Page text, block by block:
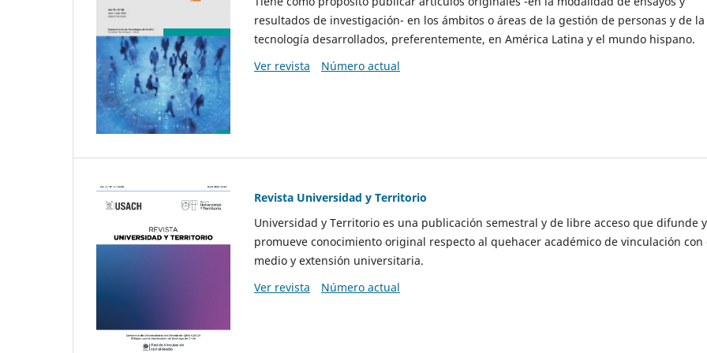
resultados de investigación- en los ámbitos o áreas de la gestión de personas y de la
tecnología desarrollados, preferentemente, en América Latina y el mundo hispano.
Ver revista
Número actual
Revista Universidad y Territorio
Universidad y Territorio es una publicación semestral y de libre acceso que difunde y
promueve conocimiento original respecto al quehacer académico de vinculación con
medio y extensión universitaria.
Ver revista
Número actual